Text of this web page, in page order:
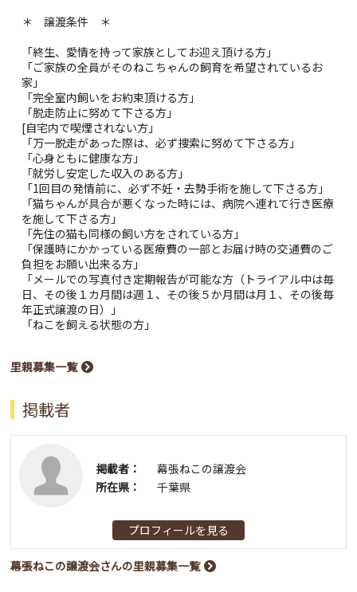
＊ 譲渡条件 ＊
「終生、愛情を持って家族としてお迎え頂ける方」
「ご家族の全員がそのねこちゃんの飼育を希望されているお
家」
「完全室内飼いをお約束頂ける方」
「脱走防止に努めて下さる方」
[自宅内で喫煙されない方」
「万一脱走があった際は、必ず捜索に努めて下さる方」
「心身ともに健康な方」
「就労し安定した収入のある方」
「1回目の発情前に、必ず不妊・去勢手術を施して下さる方」
「猫ちゃんが具合が悪くなった時には、病院へ連れて行き医療
を施して下さる方」
「先住の猫も同様の飼い方をされている方」
「保護時にかかっている医療費の一部とお届け時の交通費のご
負担をお願い出来る方」
「メールでの写真付き定期報告が可能な方（トライアル中は毎
日、その後１カ月間は週１、その後５か月間は月１、その後毎
年正式譲渡の日）」
「ねこを飼える状態の方」
里親募集一覧
掲載者
掲載者：
幕張ねこの譲渡会
所在県：
千葉県
プロフィールを見る
幕張ねこの譲渡会さんの里親募集一覧